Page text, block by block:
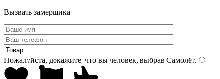
Вызвать замерщика
Пожалуйста, докажите, что вы человек, выбрав Самолёт.